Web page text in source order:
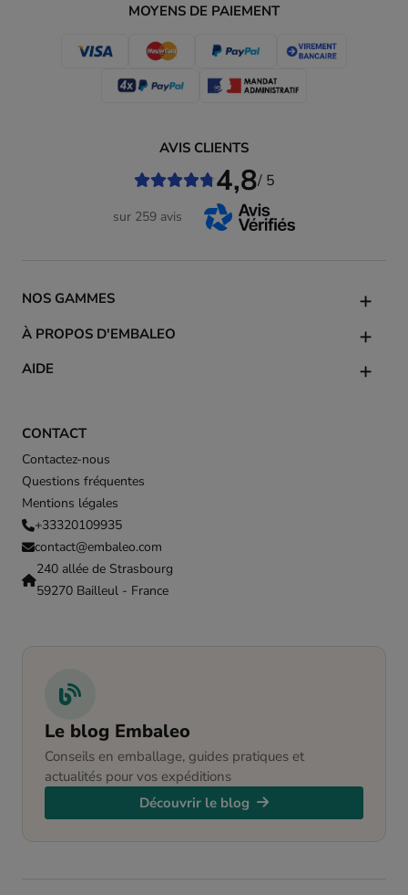
MOYENS DE PAIEMENT
CONTACT
Contactez-nous
Questions fréquentes
Mentions légales
+33320109935
contact@embaleo.com
240 allée de Strasbourg
59270 Bailleul - France
NOS GAMMES
À PROPOS D'EMBALEO
AIDE
AVIS CLIENTS
4,8/ 5
sur 259 avis
Le blog Embaleo
Conseils en emballage, guides pratiques et
actualités pour vos expéditions
Découvrir le blog